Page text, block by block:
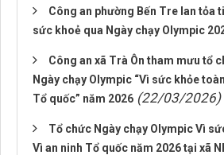
Công an phường Bến Tre lan tỏa
sức khoẻ qua Ngày chạy Olympic
Công an xã Trà Ôn tham mưu tổ
Ngày chạy Olympic “Vì sức khỏe
Tổ quốc” năm 2026 (22/03/2026)
Tổ chức Ngày chạy Olympic Vì
Vì an ninh Tổ quốc năm 2026 tại xã